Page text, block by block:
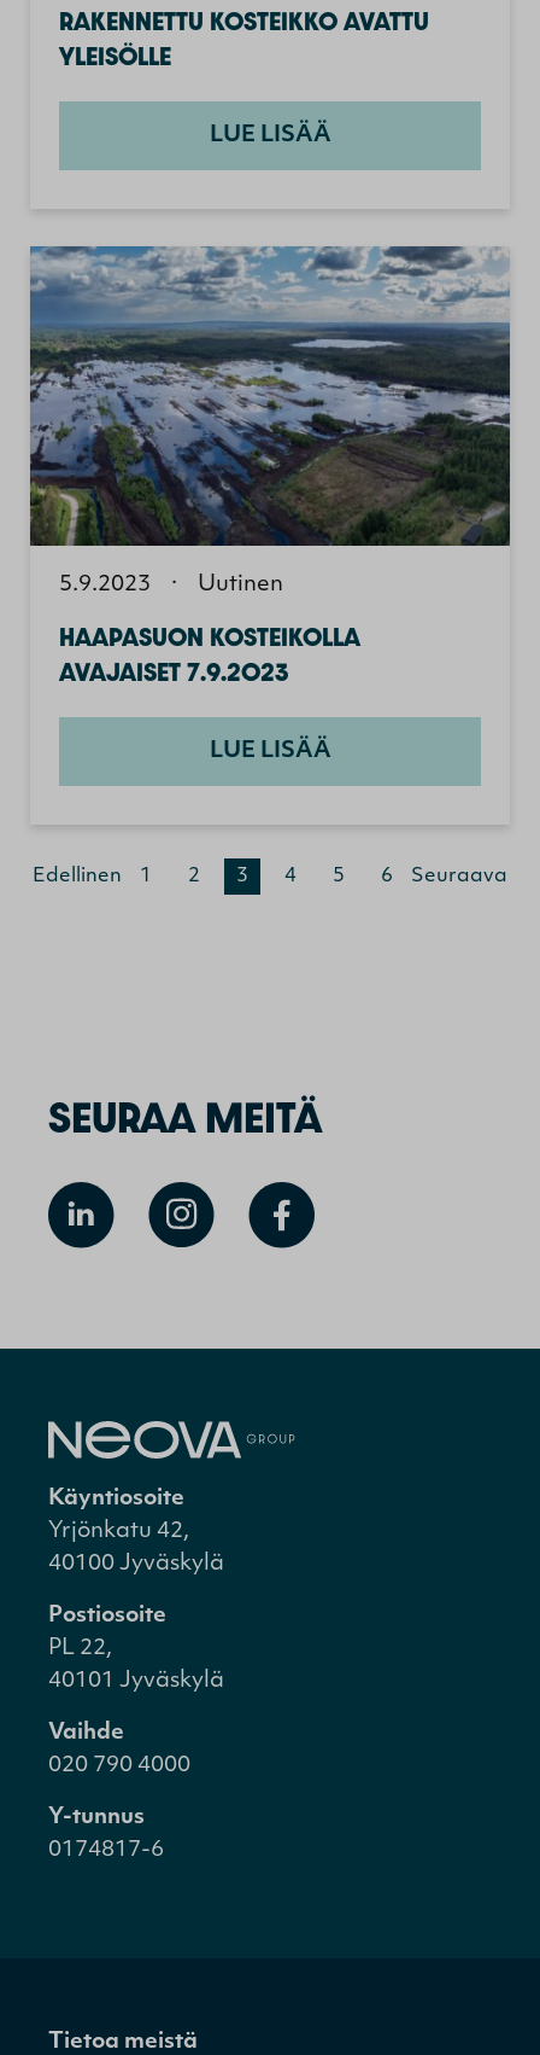
RAKENNETTU KOSTEIKKO AVATTU
YLEISÖLLE
LUE LISÄÄ
5.9.2023 · Uutinen
HAAPASUON KOSTEIKOLLA
AVAJAISET 7.9.2023
LUE LISÄÄ
Edellinen 1 2 3 4 5 6 Seuraava
SEURAA MEITÄ
Käyntiosoite
Yrjönkatu 42,
40100 Jyväskylä
Postiosoite
PL 22,
40101 Jyväskylä
Vaihde
020 790 4000
Y-tunnus
0174817-6
Tietoa meistä